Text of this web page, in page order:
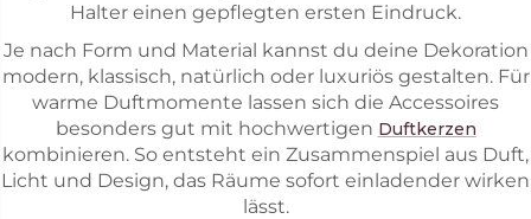
Halter einen gepflegten ersten Eindruck.
Je nach Form und Material kannst du deine Dekoration
modern, klassisch, natürlich oder luxuriös gestalten. Für
warme Duftmomente lassen sich die Accessoires
besonders gut mit hochwertigen Duftkerzen
kombinieren. So entsteht ein Zusammenspiel aus Duft,
Licht und Design, das Räume sofort einladender wirken
lässt.